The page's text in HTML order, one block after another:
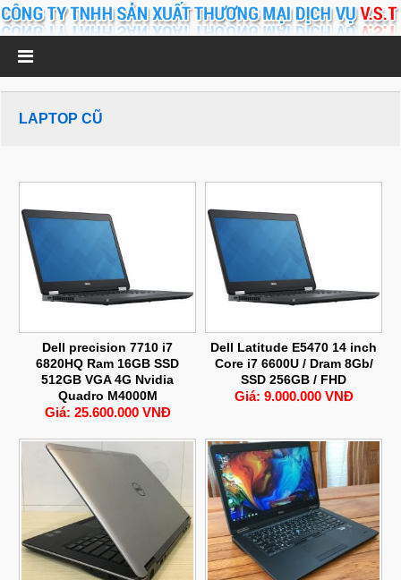
LAPTOP CŨ
Dell precision 7710 i7
6820HQ Ram 16GB SSD
512GB VGA 4G Nvidia
Quadro M4000M
Giá: 25.600.000 VNĐ
Dell Latitude E5470 14 inch
Core i7 6600U / Dram 8Gb/
SSD 256GB / FHD
Giá: 9.000.000 VNĐ